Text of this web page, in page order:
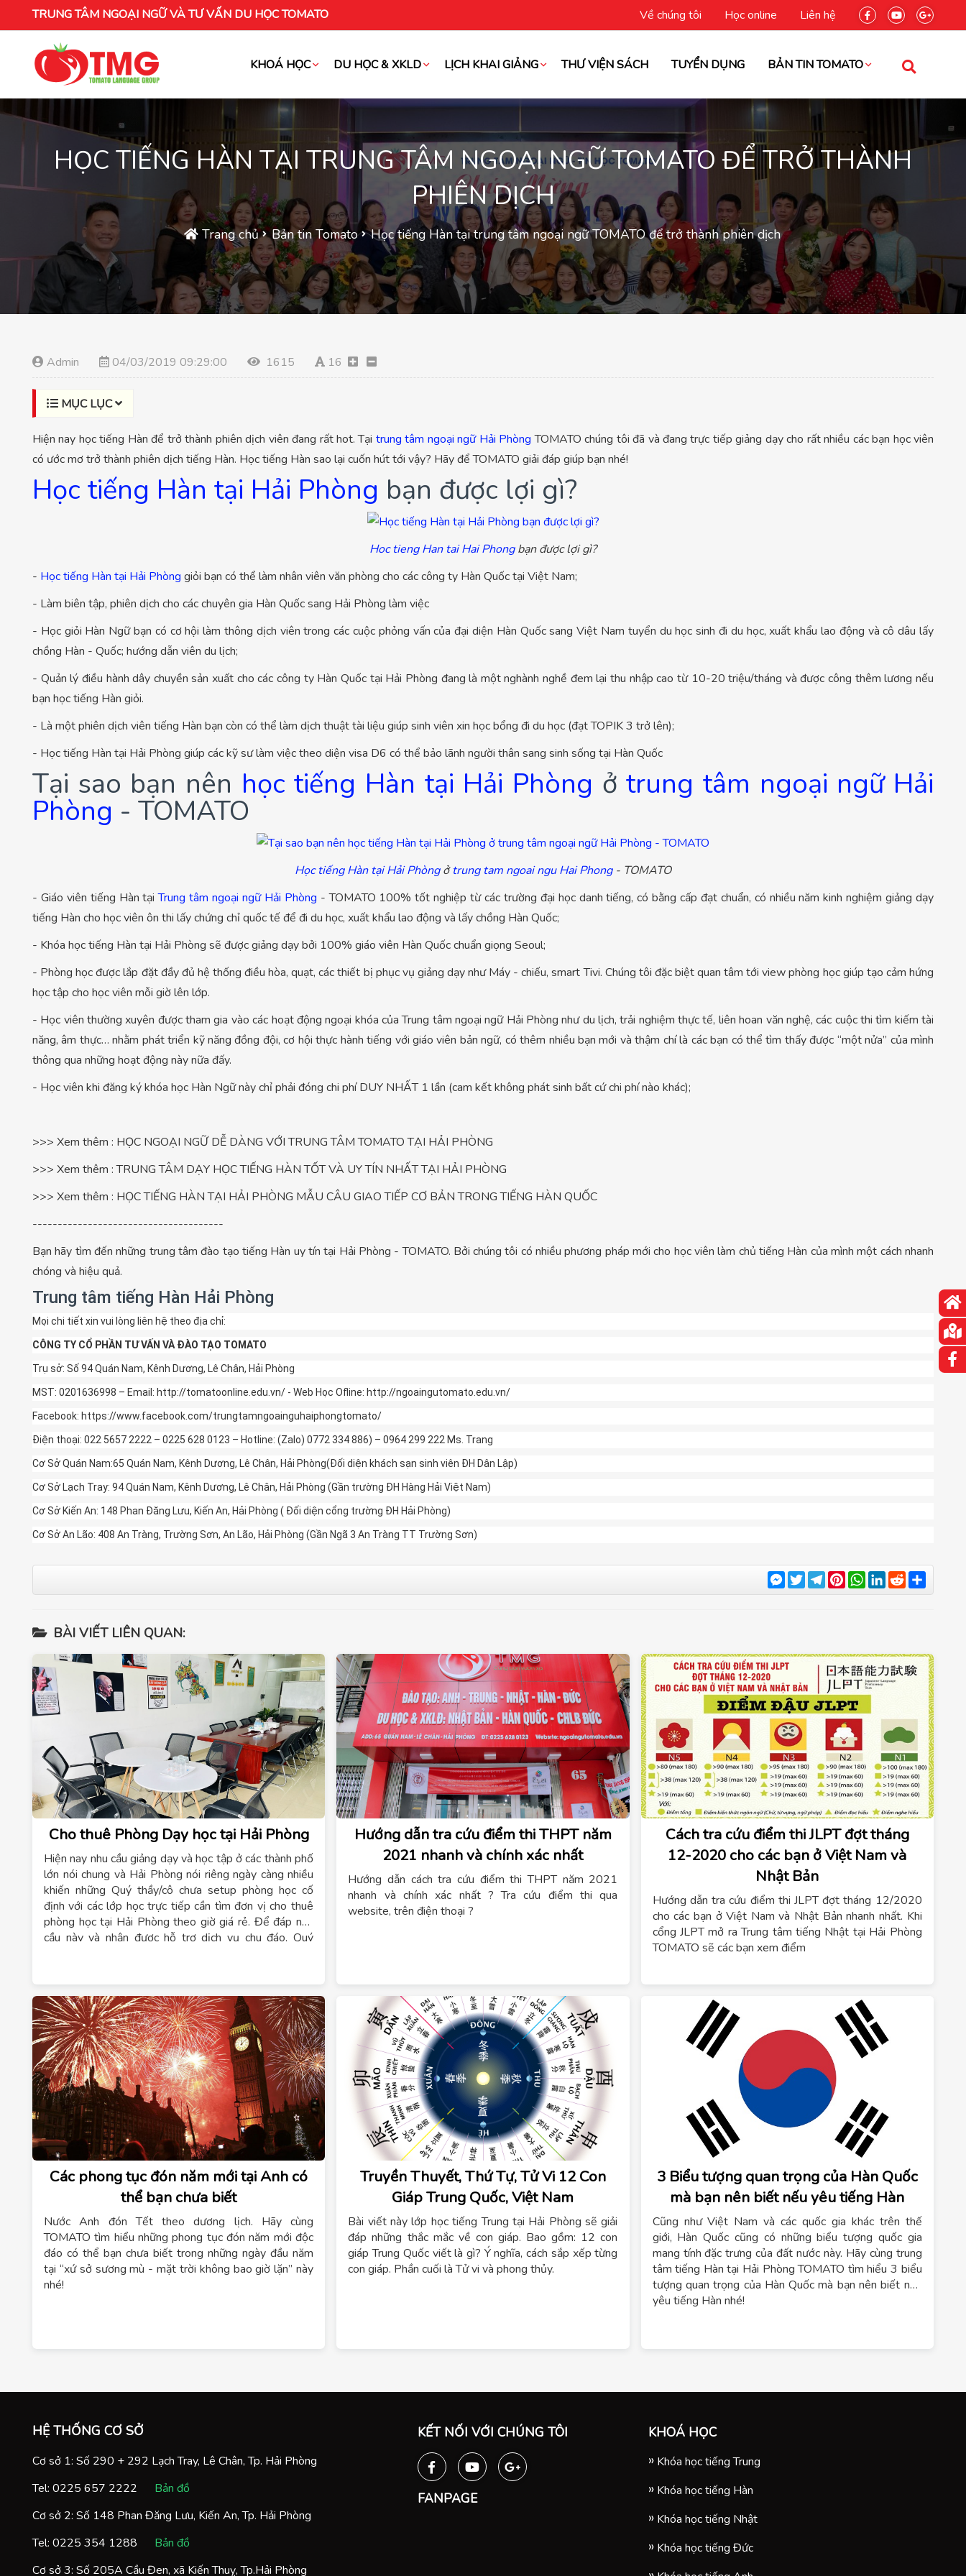
TRUNG TÂM NGOẠI NGỮ VÀ TƯ VẤN DU HỌC TOMATO Về chúng tôi Học online Liên hệ
KHOÁ HỌC DU HỌC & XKLD LỊCH KHAI GIẢNG THƯ VIỆN SÁCH TUYỂN DỤNG BẢN TIN TOMATO
HỌC TIẾNG HÀN TẠI TRUNG TÂM NGOẠI NGỮ TOMATO ĐỂ TRỞ THÀNH
PHIÊN DỊCH
Trang chủ Bản tin Tomato Học tiếng Hàn tại trung tâm ngoại ngữ TOMATO để trở thành phiên dịch
Admin 04/03/2019 09:29:00 1615 16
MỤC LỤC
Hiện nay học tiếng Hàn để trở thành phiên dịch viên đang rất hot. Tại trung tâm ngoại ngữ Hải Phòng TOMATO chúng tôi đã và đang trực tiếp giảng dạy cho rất nhiều các bạn học viên
có ước mơ trở thành phiên dịch tiếng Hàn. Học tiếng Hàn sao lại cuốn hút tới vậy? Hãy để TOMATO giải đáp giúp bạn nhé!
Học tiếng Hàn tại Hải Phòng bạn được lợi gì?
Hoc tieng Han tai Hai Phongbạn được lợi gì?
- Học tiếng Hàn tại Hải Phòng giỏi bạn có thể làm nhân viên văn phòng cho các công ty Hàn Quốc tại Việt Nam;
- Làm biên tập, phiên dịch cho các chuyên gia Hàn Quốc sang Hải Phòng làm việc
- Học giỏi Hàn Ngữ bạn có cơ hội làm thông dịch viên trong các cuộc phỏng vấn của đại diện Hàn Quốc sang Việt Nam tuyển du học sinh đi du học, xuất khẩu lao động và cô dâu lấy
chồng Hàn - Quốc; hướng dẫn viên du lịch;
- Quản lý điều hành dây chuyền sản xuất cho các công ty Hàn Quốc tại Hải Phòng đang là một nghành nghề đem lại thu nhập cao từ 10-20 triệu/tháng và được công thêm lương nếu
bạn học tiếng Hàn giỏi.
- Là một phiên dịch viên tiếng Hàn bạn còn có thể làm dịch thuật tài liệu giúp sinh viên xin học bổng đi du học (đạt TOPIK 3 trở lên);
- Học tiếng Hàn tại Hải Phòng giúp các kỹ sư làm việc theo diện visa D6 có thể bảo lãnh người thân sang sinh sống tại Hàn Quốc
Tại sao bạn nên học tiếng Hàn tại Hải Phòng ởtrung tâm ngoại ngữ Hải
Phòng - TOMATO
Học tiếng Hàn tại Hải Phòngởtrung tam ngoai ngu Hai Phong- TOMATO
- Giáo viên tiếng Hàn tạiTrung tâm ngoại ngữ Hải Phòng - TOMATO 100% tốt nghiệp từ các trường đại học danh tiếng, có bằng cấp đạt chuẩn, có nhiều năm kinh nghiệm giảng dạy
tiếng Hàn cho học viên ôn thi lấy chứng chỉ quốc tế để đi du học, xuất khẩu lao động và lấy chồng Hàn Quốc;
- Khóa học tiếng Hàn tại Hải Phòng sẽ được giảng dạy bởi 100% giáo viên Hàn Quốc chuẩn giọng Seoul;
- Phòng học được lắp đặt đầy đủ hệ thống điều hòa, quạt, các thiết bị phục vụ giảng dạy như Máy - chiếu, smart Tivi. Chúng tôi đặc biệt quan tâm tới view phòng học giúp tạo cảm hứng
học tập cho học viên mỗi giờ lên lớp.
- Học viên thường xuyên được tham gia vào các hoạt động ngoại khóa của Trung tâm ngoại ngữ Hải Phòng như du lịch, trải nghiệm thực tế, liên hoan văn nghệ, các cuộc thi tìm kiếm tài
năng, âm thực… nhằm phát triển kỹ năng đồng đội, cơ hội thực hành tiếng với giáo viên bản ngữ, có thêm nhiều bạn mới và thậm chí là các bạn có thể tìm thấy được “một nửa” của mình
thông qua những hoạt động này nữa đấy.
- Học viên khi đăng ký khóa học Hàn Ngữ này chỉ phải đóng chi phí DUY NHẤT 1 lần (cam kết không phát sinh bất cứ chi phí nào khác);
>>> Xem thêm : HỌC NGOẠI NGỮ DỄ DÀNG VỚI TRUNG TÂM TOMATO TẠI HẢI PHÒNG
>>> Xem thêm : TRUNG TÂM DẠY HỌC TIẾNG HÀN TỐT VÀ UY TÍN NHẤT TẠI HẢI PHÒNG
>>> Xem thêm : HỌC TIẾNG HÀN TẠI HẢI PHÒNG MẪU CÂU GIAO TIẾP CƠ BẢN TRONG TIẾNG HÀN QUỐC
--------------------------------------
Bạn hãy tìm đến những trung tâm đào tạo tiếng Hàn uy tín tại Hải Phòng - TOMATO. Bởi chúng tôi có nhiều phương pháp mới cho học viên làm chủ tiếng Hàn của mình một cách nhanh
chóng và hiệu quả.
Trung tâm tiếng Hàn Hải Phòng
Mọi chi tiết xin vui lòng liên hệ theo địa chỉ:
CÔNG TY CỔ PHẦN TƯ VẤN VÀ ĐÀO TẠO TOMATO
Trụ sở: Số 94 Quán Nam, Kênh Dương, Lê Chân, Hải Phòng
MST: 0201636998 – Email: http://tomatoonline.edu.vn/ - Web Học Ofline: http://ngoaingutomato.edu.vn/
Facebook: https://www.facebook.com/trungtamngoainguhaiphongtomato/
Điện thoại: 022 5657 2222 – 0225 628 0123 – Hotline: (Zalo) 0772 334 886) – 0964 299 222 Ms. Trang
Cơ Sở Quán Nam:65 Quán Nam, Kênh Dương, Lê Chân, Hải Phòng(Đối diện khách sạn sinh viên ĐH Dân Lập)
Cơ Sở Lạch Tray: 94 Quán Nam, Kênh Dương, Lê Chân, Hải Phòng (Gần trường ĐH Hàng Hải Việt Nam)
Cơ Sở Kiến An: 148 Phan Đăng Lưu, Kiến An, Hải Phòng ( Đối diện cổng trường ĐH Hải Phòng)
Cơ Sở An Lão: 408 An Tràng, Trường Sơn, An Lão, Hải Phòng (Gần Ngã 3 An Tràng TT Trường Sơn)
Messenger
TwitterTelegram
Pinterest
WhatsApp
LinkedIn
Reddit
BÀI VIẾT LIÊN QUAN:
Cho thuê Phòng Dạy học tại Hải Phòng
Hiện nay nhu cầu giảng dạy và học tập ở các thành phố
lớn nói chung và Hải Phòng nói riêng ngày càng nhiều
khiến những Quý thầy/cô chưa setup phòng học cố
định với các lớp học trực tiếp cần tìm đơn vị cho thuê
phòng học tại Hải Phòng theo giờ giá rẻ. Để đáp nhu
cầu này và nhận được hỗ trợ dịch vụ chu đáo, Quý
giá tốt nhất và đạt chuẩn yêu cầu về thiết bị đào tạo
nghề.
Hướng dẫn tra cứu điểm thi THPT năm
2021 nhanh và chính xác nhất
Hướng dẫn cách tra cứu điểm thi THPT năm 2021
nhanh và chính xác nhất ? Tra cứu điểm thi qua
website, trên điện thoại ?
Cách tra cứu điểm thi JLPT đợt tháng
12-2020 cho các bạn ở Việt Nam và
Nhật Bản
Hướng dẫn tra cứu điểm thi JLPT đợt tháng 12/2020
cho các bạn ở Việt Nam và Nhật Bản nhanh nhất. Khi
cổng JLPT mở ra Trung tâm tiếng Nhật tại Hải Phòng
TOMATO sẽ các bạn xem điểm
Các phong tục đón năm mới tại Anh có
thể bạn chưa biết
Nước Anh đón Tết theo dương lịch. Hãy cùng
TOMATO tìm hiểu những phong tục đón năm mới độc
đáo có thể bạn chưa biết trong những ngày đầu năm
tại “xứ sở sương mù - mặt trời không bao giờ lặn” này
nhé!
Truyền Thuyết, Thứ Tự, Tử Vi 12 Con
Giáp Trung Quốc, Việt Nam
Bài viết này lớp học tiếng Trung tại Hải Phòng sẽ giải
đáp những thắc mắc về con giáp. Bao gồm: 12 con
giáp Trung Quốc viết là gì? Ý nghĩa, cách sắp xếp từng
con giáp. Phần cuối là Tử vi và phong thủy.
3 Biểu tượng quan trọng của Hàn Quốc
mà bạn nên biết nếu yêu tiếng Hàn
Cũng như Việt Nam và các quốc gia khác trên thế
giới, Hàn Quốc cũng có những biểu tượng quốc gia
mang tính đặc trưng của đất nước này. Hãy cùng trung
tâm tiếng Hàn tại Hải Phòng TOMATO tìm hiểu 3 biểu
tượng quan trọng của Hàn Quốc mà bạn nên biết nếu
yêu tiếng Hàn nhé!
KHOÁ HỌC
Khóa học tiếng Trung
Khóa học tiếng Hàn
Khóa học tiếng Nhật
Khóa học tiếng Đức
HỆ THỐNG CƠ SỞ
Cơ sở 1: Số 290 + 292 Lạch Tray, Lê Chân, Tp. Hải Phòng
Tel: 0225 657 2222
Bản đồ
Cơ sở 2: Số 148 Phan Đăng Lưu, Kiến An, Tp. Hải Phòng
Tel: 0225 354 1288
Bản đồ
Cơ sở 3: Số 205A Cầu Đen, xã Kiến Thuỵ, Tp.Hải Phòng
KẾT NỐI VỚI CHÚNG TÔI
FANPAGE